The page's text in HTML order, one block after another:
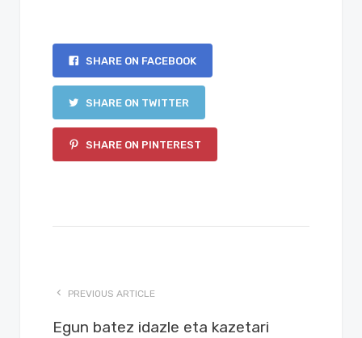
SHARE ON FACEBOOK
SHARE ON TWITTER
SHARE ON PINTEREST
PREVIOUS ARTICLE
Egun batez idazle eta kazetari